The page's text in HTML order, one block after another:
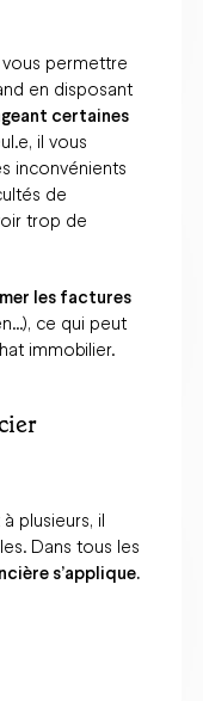
vous permettre
en disposant
certaines
il vous
inconvénients
de
trop de
les factures
ce qui peut
immobilier.
plusieurs, il
Dans tous les
s’applique.